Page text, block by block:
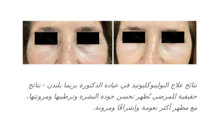
نتائج علاج البولينوكليوتيد في عيادة الدكتورة بريما بلندن - نتائج
حقيقية للمرضى تُظهر تحسن جودة البشرة وترطيبها ومرونتها،
مع مظهر أكثر نعومة وإشراقًا ومرونة.